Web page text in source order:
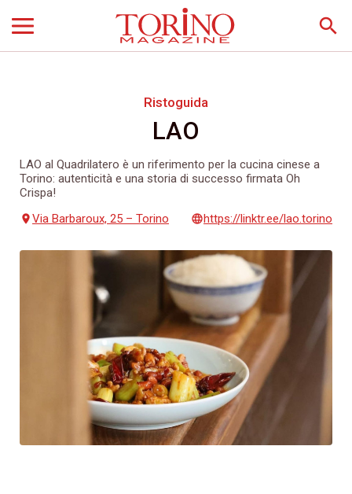
search
Ristoguida
LAO
LAO al Quadrilatero è un riferimento per la cucina cinese a
Torino: autenticità e una storia di successo firmata Oh
Crispa!
placeVia Barbaroux, 25 – Torino languagehttps://linktr.ee/lao.torino